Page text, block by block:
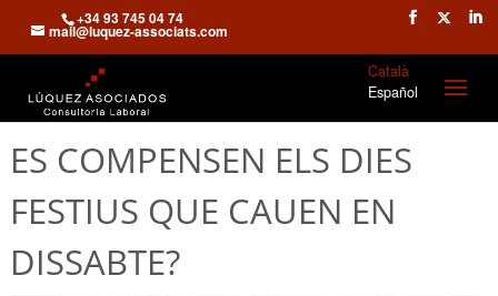
+34 93 745 04 74
mail@luquez-associats.com
Català
Español
ES COMPENSEN ELS DIES
FESTIUS QUE CAUEN EN
DISSABTE?